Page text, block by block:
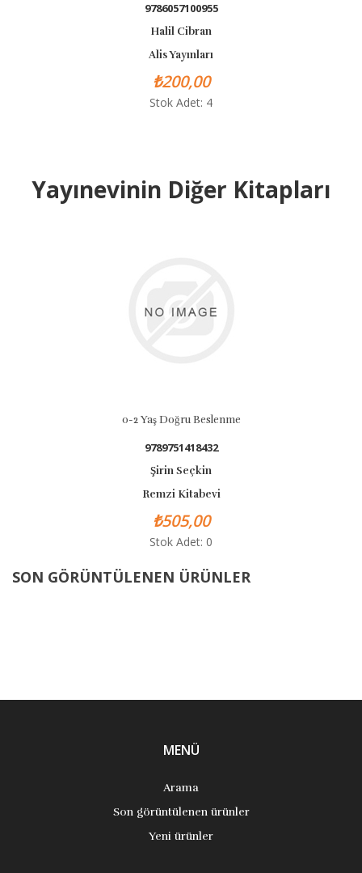
9786057100955
Halil Cibran
Alis Yayınları
₺200,00
Stok Adet: 4
Yayınevinin Diğer Kitapları
0-2 Yaş Doğru Beslenme
9789751418432
Şirin Seçkin
Remzi Kitabevi
₺505,00
Stok Adet: 0
SON GÖRÜNTÜLENEN ÜRÜNLER
MENÜ
Arama
Son görüntülenen ürünler
Yeni ürünler